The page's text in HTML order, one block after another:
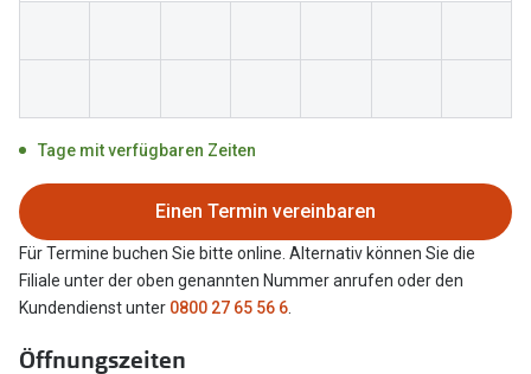
Brillenpass richtig lesen
Alle Brillen Ratgeber
Angebote
Brillen 2 für 1
20% auf selbsttönende Gläser
Back to School: 50% auf die zweite Kinderbrille
Oakley
Tage mit verfügbaren Zeiten
Einen Termin vereinbaren
Für Termine buchen Sie bitte online. Alternativ können Sie die
Filiale unter der oben genannten Nummer anrufen oder den
Kundendienst unter 0800 27 65 56 6
Öffnungszeiten